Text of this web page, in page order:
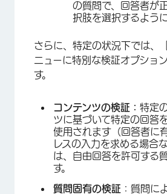
の質問で、回答者が
択肢を選択するよう
さらに、特定の状況下では、
ニューに特別な検証オプショ
す。
コンテンツの検証： 特定
ツに基づいて特定の回答
使用されます（回答者に
レスの入力を求める場合
は、自由回答を許可する
す。
質問固有の検証 ：質問に